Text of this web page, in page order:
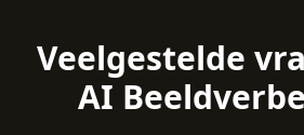
Veelgestelde
AI